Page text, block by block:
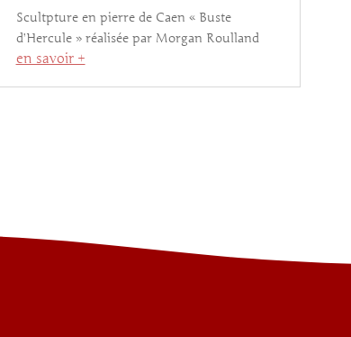
Scultpture en pierre de Caen « Buste
d’Hercule » réalisée par Morgan Roulland
en savoir +